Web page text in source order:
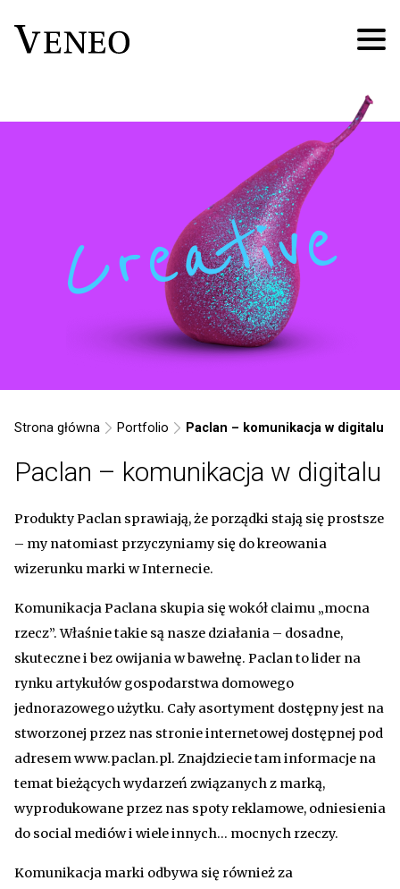
Creative
Strona główna Portfolio Paclan – komunikacja w digitalu
Paclan – komunikacja w digitalu
Produkty Paclan sprawiają, że porządki stają się prostsze
– my natomiast przyczyniamy się do kreowania
wizerunku marki w Internecie.
Komunikacja Paclana skupia się wokół claimu „mocna
rzecz”. Właśnie takie są nasze działania – dosadne,
skuteczne i bez owijania w bawełnę. Paclan to lider na
rynku artykułów gospodarstwa domowego
jednorazowego użytku. Cały asortyment dostępny jest na
stworzonej przez nas stronie internetowej dostępnej pod
adresem www.paclan.pl. Znajdziecie tam informacje na
temat bieżących wydarzeń związanych z marką,
wyprodukowane przez nas spoty reklamowe, odniesienia
do social mediów i wiele innych… mocnych rzeczy.
Komunikacja marki odbywa się również za